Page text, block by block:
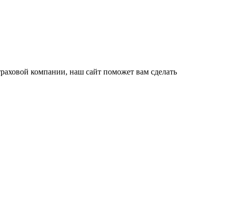
компании, наш сайт поможет вам сделать